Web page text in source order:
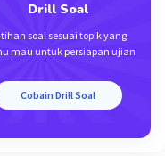
Drill Soal
soal sesuai topik yang
mau untuk persiapan ujian
Cobain Drill Soal